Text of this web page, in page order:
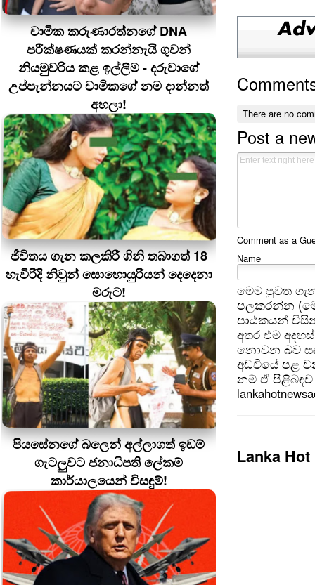
චාමික කරුණාරත්නගේ DNA
පරීක්ෂණයක් කරන්නැයි ගුවන්
නියමුවරිය කළ ඉල්ලීම - දරුවාගේ
උප්පැන්නයට චාමිකගේ නම දාන්නත්
අහලා!
ජීවිතය ගැන කලකිරී ගිනි තබාගත් 18
හැවිරිදි නිවුන් සොහොයුරියන් දෙදෙනා
මරුට!
පියසේනගේ බලෙන් අල්ලාගත් ඉඩම්
ගැටලුවට ජනාධිපති ලේකම්
කාර්යාලයෙන් විසඳුම්!
There are no
Post a
Comment as a
Name
මෙම පුවත
පලකරන්න
පාඨකයන්
අතර එම
නොවන බව
අඩවියේ පළ
නම් ඒ පිළිබඳව
Lanka